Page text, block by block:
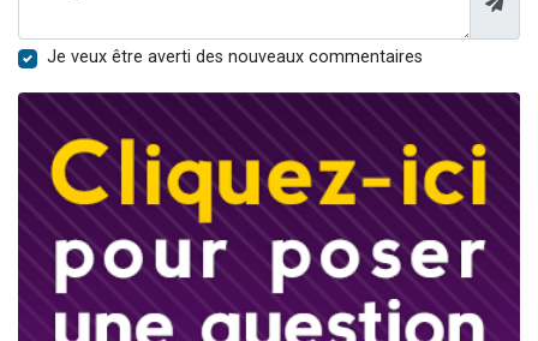
Je veux être averti des nouveaux commentaires